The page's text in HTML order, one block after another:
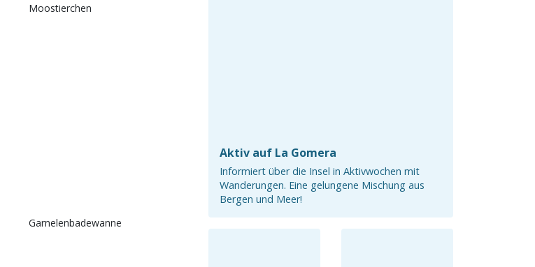
Moostierchen
Garnelenbadewanne
Aktiv auf La Gomera
Informiert über die Insel in Aktivwochen mit
Wanderungen. Eine gelungene Mischung aus
Bergen und Meer!